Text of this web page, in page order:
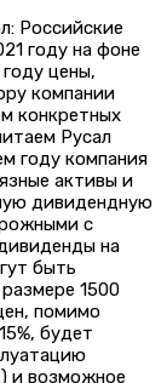
Российские
году на фоне
цены,
компании
конкретных
Русал
году компания
активы и
дивидендную
с
на
быть
1500
помимо
будет
и возможное